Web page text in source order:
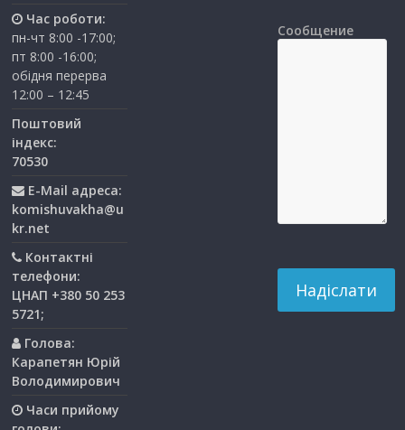
Час роботи:
пн-чт 8:00 -17:00;
пт 8:00 -16:00;
обідня перерва
12:00 – 12:45
Поштовий
індекс:
70530
E-Mail адреса:
komishuvakha@u
kr.net
Контактні
телефони:
ЦНАП +380 50 253
5721;
Голова:
Карапетян Юрій
Володимирович
Часи прийому
Сообщение